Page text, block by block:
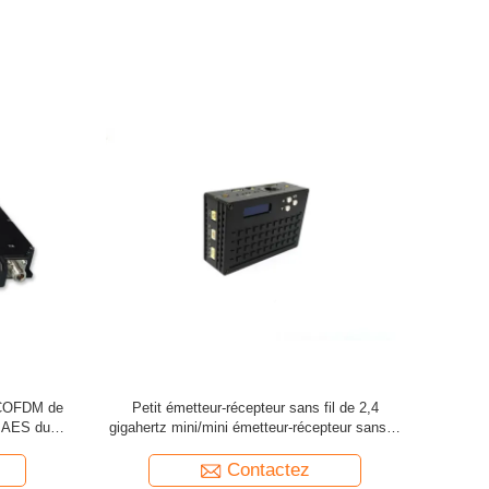
un de
Émetteur-récepteur industriel du long terme
COFDM pour le système de sécurité et la
Contactez